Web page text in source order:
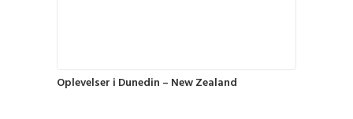
Oplevelser i Dunedin – New Zealand